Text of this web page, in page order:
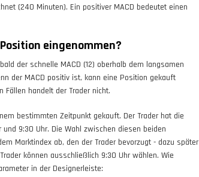
(240 Minuten). Ein positiver MACD bedeutet einen
eingenommen?
der schnelle MACD (12) oberhalb dem langsamen
der MACD positiv ist, kann eine Position gekauft
Fällen handelt der Trader nicht.
bestimmten Zeitpunkt gekauft. Der Trader hat die
und 9:30 Uhr. Die Wahl zwischen diesen beiden
Marktindex ab, den der Trader bevorzugt - dazu später
können ausschließlich 9:30 Uhr wählen. Wie
in der Designerleiste: